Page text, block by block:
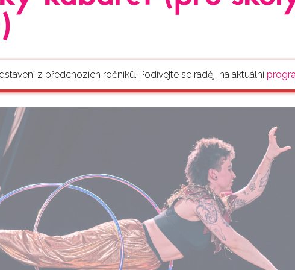
z předchozích ročníků. Podívejte se raději na aktuální